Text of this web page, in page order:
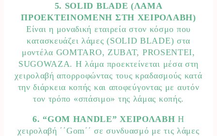
5. SOLID BLADE (ΛΑΜΑ
ΠΡΟΕΚΤΕΙΝΟΜΕΝΗ ΣΤΗ ΧΕΙΡΟΛΑΒΗ)
Είναι η μοναδική εταιρεία στον κόσμο που
κατασκευάζει λάμες (SOLID BLADE) στα
μοντέλα GOMTARO, ZUBAT, PROSENTEI,
SUGOWAZA. Η λάμα προεκτείνεται μέσα στη
χειρολαβή απορροφώντας τους κραδασμούς κατά
την διάρκεια κοπής και αποφεύγοντας με αυτόν
τον τρόπο «σπάσιμο» της λάμας κοπής.
6. “GOM HANDLE” ΧΕΙΡΟΛΑΒΗ Η
χειρολαβή ΄΄Gom΄΄ σε συνδυασμό με τις λάμες